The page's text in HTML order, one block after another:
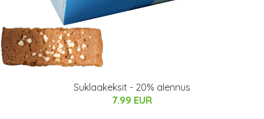
Suklaakeksit - 20% alennus
7.99 EUR